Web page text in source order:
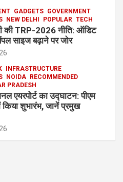
GADGETS GOVERNMENT
NEW DELHI POPULAR TECH
की TRP-2026 नीति: ऑडिट
साइज बढ़ाने पर जोर
INFRASTRUCTURE
NOIDA RECOMMENDED
PRADESH
एयरपोर्ट का उद्घाटन: पीएम
किया शुभारंभ, जानें प्रमुख